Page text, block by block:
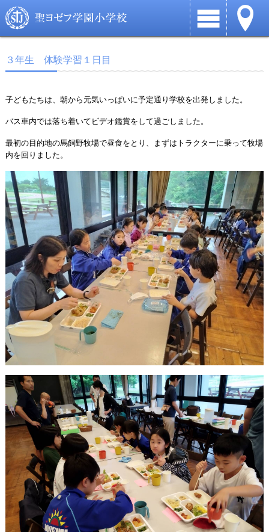
３年生 体験学習１日目
子どもたちは、朝から元気いっぱいに予定通り学校を出発しました。
バス車内では落ち着いてビデオ鑑賞をして過ごしました。
最初の目的地の馬飼野牧場で昼食をとり、まずはトラクターに乗って牧場
内を回りました。